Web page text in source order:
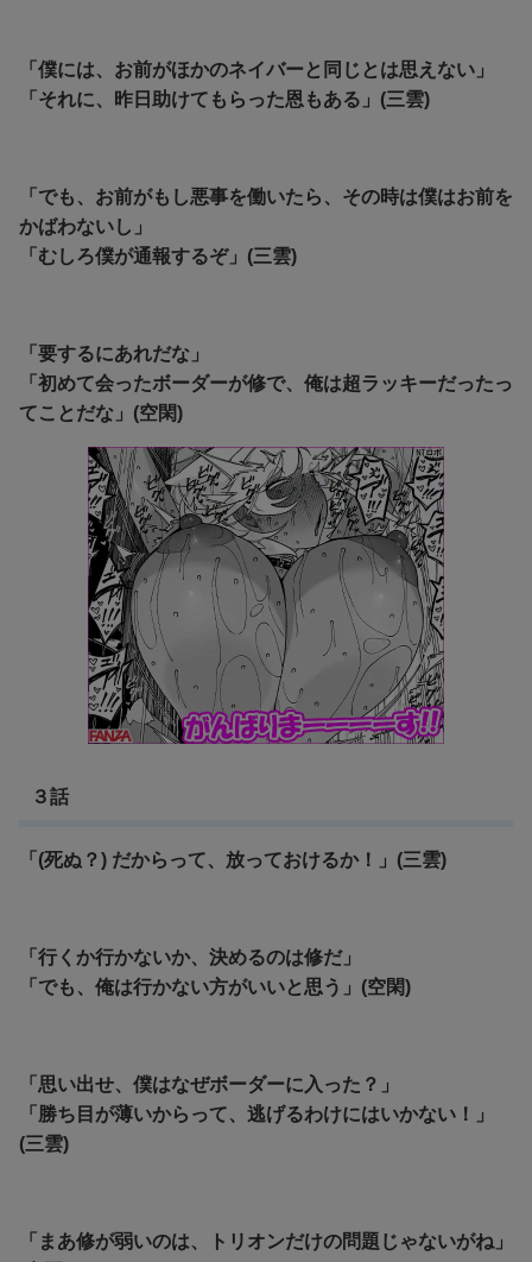
「僕には、お前がほかのネイバーと同じとは思えない」
「それに、昨日助けてもらった恩もある」(三雲)
「でも、お前がもし悪事を働いたら、その時は僕はお前を
かばわないし」
「むしろ僕が通報するぞ」(三雲)
「要するにあれだな」
「初めて会ったボーダーが修で、俺は超ラッキーだったっ
てことだな」(空閑)
３話
「(死ぬ？) だからって、放っておけるか！」(三雲)
「行くか行かないか、決めるのは修だ」
「でも、俺は行かない方がいいと思う」(空閑)
「思い出せ、僕はなぜボーダーに入った？」
「勝ち目が薄いからって、逃げるわけにはいかない！」
(三雲)
「まあ修が弱いのは、トリオンだけの問題じゃないがね」